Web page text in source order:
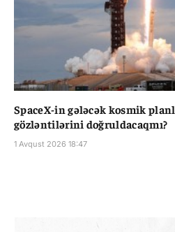
SpaceX-in gələcək kosmik
gözləntilərini doğruldacaqmı?
1 Avqust 2026 18:47